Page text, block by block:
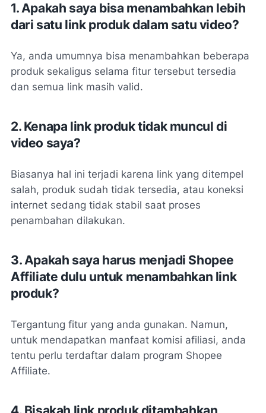
1. Apakah saya bisa menambahkan lebih
dari satu link produk dalam satu video?
Ya, anda umumnya bisa menambahkan beberapa
produk sekaligus selama fitur tersebut tersedia
dan semua link masih valid.
2. Kenapa link produk tidak muncul di
video saya?
Biasanya hal ini terjadi karena link yang ditempel
salah, produk sudah tidak tersedia, atau koneksi
internet sedang tidak stabil saat proses
penambahan dilakukan.
3. Apakah saya harus menjadi Shopee
Affiliate dulu untuk menambahkan link
produk?
Tergantung fitur yang anda gunakan. Namun,
untuk mendapatkan manfaat komisi afiliasi, anda
tentu perlu terdaftar dalam program Shopee
Affiliate.